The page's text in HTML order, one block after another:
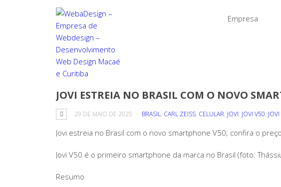
Empresa
JOVI ESTREIA NO BRASIL COM O NOVO
29 DE MAIO DE 2025 BRASIL, CARL ZEISS, CELULAR, JOVI, JOVI V50,
Jovi estreia no Brasil com o novo smartphone V50; confira o preço
Jovi V50 é o primeiro smartphone da marca no Brasil (foto:
Resumo